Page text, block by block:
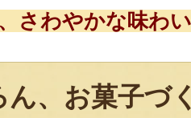
さわやかな味わ
、お菓子づ